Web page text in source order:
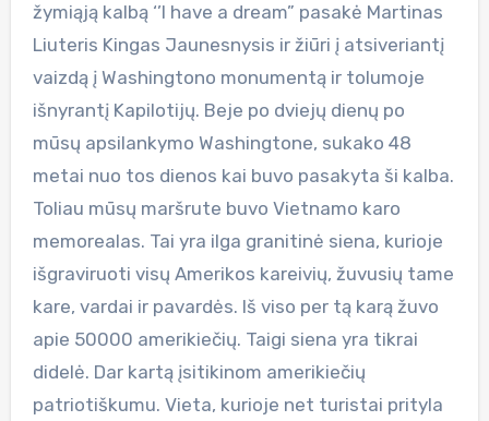
žymiąją kalbą ‘’I have a dream” pasakė Martinas
Liuteris Kingas Jaunesnysis ir žiūri į atsiveriantį
vaizdą į Washingtono monumentą ir tolumoje
išnyrantį Kapilotijų. Beje po dviejų dienų po
mūsų apsilankymo Washingtone, sukako 48
metai nuo tos dienos kai buvo pasakyta ši kalba.
Toliau mūsų maršrute buvo Vietnamo karo
memorealas. Tai yra ilga granitinė siena, kurioje
išgraviruoti visų Amerikos kareivių, žuvusių tame
kare, vardai ir pavardės. Iš viso per tą karą žuvo
apie 50000 amerikiečių. Taigi siena yra tikrai
didelė. Dar kartą įsitikinom amerikiečių
patriotiškumu. Vieta, kurioje net turistai prityla